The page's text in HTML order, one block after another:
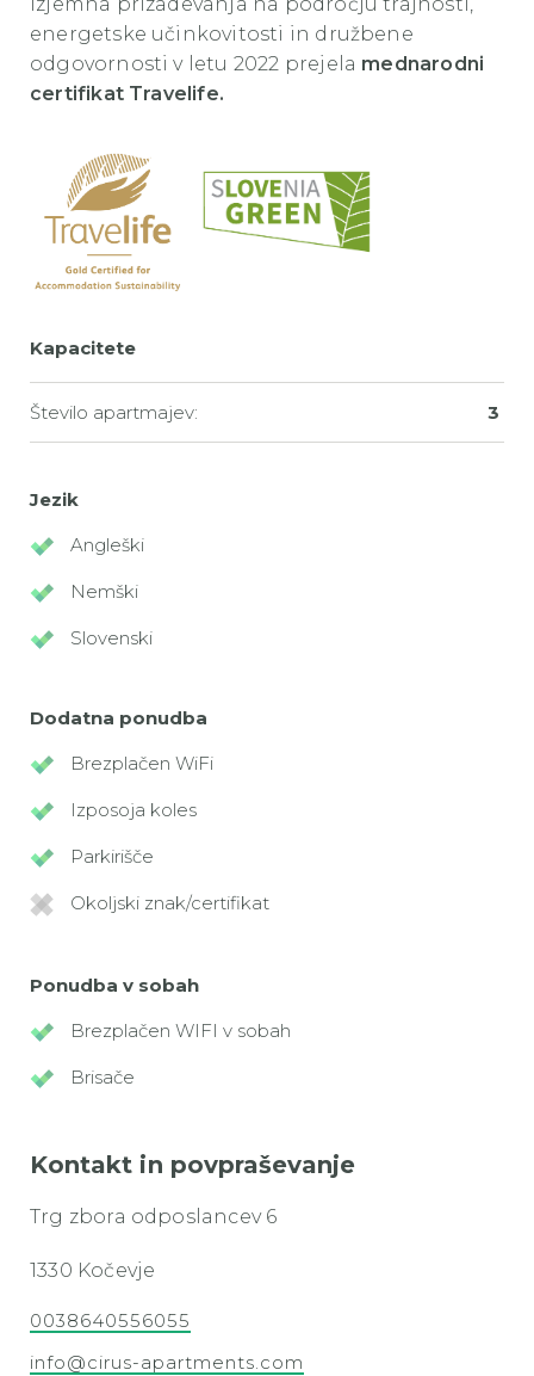
energetske učinkovitosti in družbene
odgovornosti v letu 2022 prejela mednarodni
certifikat Travelife.
Kapacitete
Število apartmajev: 3
Jezik
Angleški
Nemški
Slovenski
Dodatna ponudba
Brezplačen WiFi
Izposoja koles
Parkirišče
Okoljski znak/certifikat
Ponudba v sobah
Brezplačen WIFI v sobah
Brisače
Kontakt in povpraševanje
Trg zbora odposlancev 6
1330 Kočevje
0038640556055
info@cirus-apartments.com